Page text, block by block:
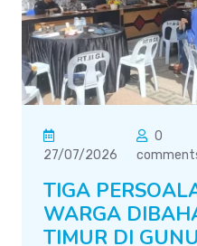
27/07/2026
0
TIGA
WARGA
TIMUR DI